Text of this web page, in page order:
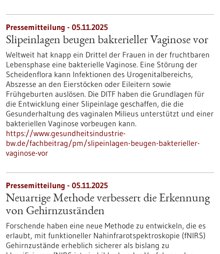
Pressemitteilung - 05.11.2025
Slipeinlagen beugen bakterieller Vaginose vor
Weltweit hat knapp ein Drittel der Frauen in der fruchtbaren
Lebensphase eine bakterielle Vaginose. Eine Störung der
Scheidenflora kann Infektionen des Urogenitalbereichs,
Abszesse an den Eierstöcken oder Eileitern sowie
Frühgeburten auslösen. Die DITF haben die Grundlagen für
die Entwicklung einer Slipeinlage geschaffen, die die
Gesunderhaltung des vaginalen Milieus unterstützt und einer
bakteriellen Vaginose vorbeugen kann.
https://www.gesundheitsindustrie-
bw.de/fachbeitrag/pm/slipeinlagen-beugen-bakterieller-
vaginose-vor
Pressemitteilung - 05.11.2025
Neuartige Methode verbessert die Erkennung
von Gehirnzuständen
Forschende haben eine neue Methode zu entwickeln, die es
erlaubt, mit funktioneller Nahinfrarotspektroskopie (fNIRS)
Gehirnzustände erheblich sicherer als bislang zu